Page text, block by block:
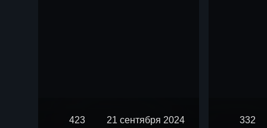
423 21 сентября 2024 332